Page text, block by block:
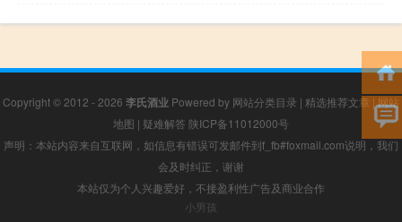
Copyright © 2012 - 2026 李氏酒业 Powered by 网站分类目录 | 精选推荐文章 |网站
地图 | 疑难解答 陕ICP备11012000号
声明：本站内容来自互联网，如信息有错误可发邮件到f_fb#foxmail.com说明，我们
会及时纠正，谢谢
本站仅为个人兴趣爱好，不接盈利性广告及商业合作
小男孩